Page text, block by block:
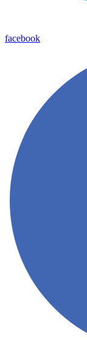
facebook